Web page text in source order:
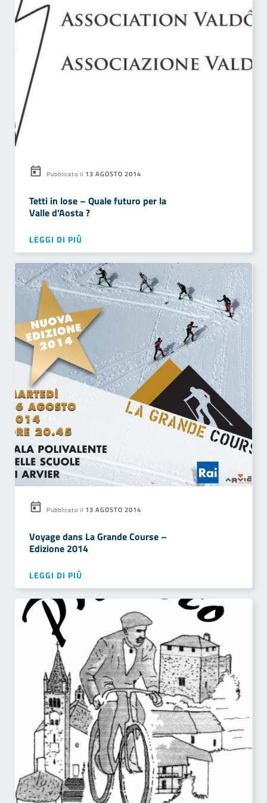
Pubblicato il 13 AGOSTO 2014
Tetti in lose – Quale futuro per la
Valle d’Aosta ?
LEGGI DI PIÙ
Pubblicato il 13 AGOSTO 2014
Voyage dans La Grande Course –
Edizione 2014
LEGGI DI PIÙ